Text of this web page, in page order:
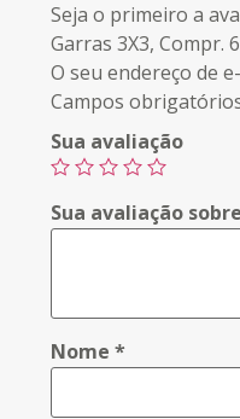
Seja o primeiro a
Garras 3X3, Compr.
O seu endereço de
Campos
Sua avaliação
Sua avaliação
Nome*